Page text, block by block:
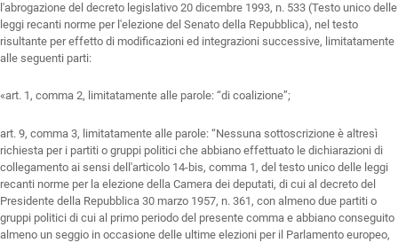
l'abrogazione del decreto legislativo 20 dicembre 1993, n. 533 (Testo unico delle
leggi recanti norme per l'elezione del Senato della Repubblica), nel testo
risultante per effetto di modificazioni ed integrazioni successive, limitatamente
alle seguenti parti:
«art. 1, comma 2, limitatamente alle parole: “di coalizione”;
art. 9, comma 3, limitatamente alle parole: “Nessuna sottoscrizione è altresì
richiesta per i partiti o gruppi politici che abbiano effettuato le dichiarazioni di
collegamento ai sensi dell'articolo 14-bis, comma 1, del testo unico delle leggi
recanti norme per la elezione della Camera dei deputati, di cui al decreto del
Presidente della Repubblica 30 marzo 1957, n. 361, con almeno due partiti o
gruppi politici di cui al primo periodo del presente comma e abbiano conseguito
almeno un seggio in occasione delle ultime elezioni per il Parlamento europeo,